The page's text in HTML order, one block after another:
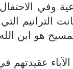
وفي
الترانيم
هو ابن
عقيدتهم